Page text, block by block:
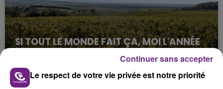
SI TOUT LE MONDE FAIT ÇA, MOI L'ANNÉE
PROCHAINE JE VENDANGE EN...
La vendange en Champagne a débuté ce jeudi 6
août dans la commune de Montgueux (Aube). Du
Le respect de votre vie privée est notre priorité
Continuer sans accepter